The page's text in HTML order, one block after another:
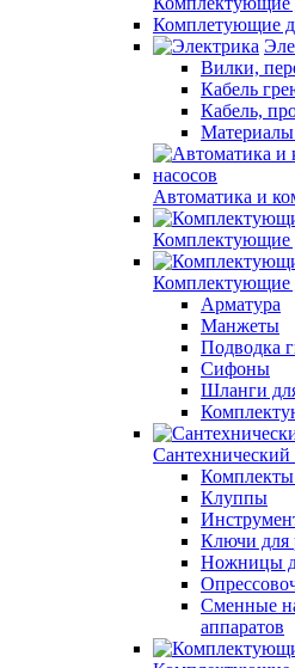
Комплетующие
Вилки,
Кабель
Кабель,
Автоматика и
Комплектующие
Комплектующие
Арматура
Манжеты
Подводка
Сифоны
Шланги
Сантехнический
Комплекты
Клуппы
Ключи для
Ножницы
Сменные
аппаратов